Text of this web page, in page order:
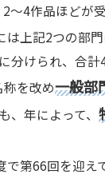
〜4作品ほどが
上記2つの部門
分けられ、合
を改め一般部
、年によって、
第66回を迎え